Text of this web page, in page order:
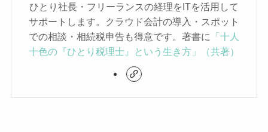
ひとり社長・フリーランスの経理をITを活用して
サポートします。クラウド会計の導入・スポット
での相談・相続税申告も得意です。著書に
「十人
十色の『ひとり税理士』という生き方」（共著）